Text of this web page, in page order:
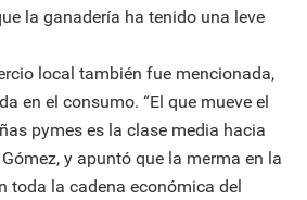
la ganadería ha tenido una leve
local también fue mencionada,
en el consumo. “El que mueve el
pymes es la clase media hacia
y apuntó que la merma en la
toda la cadena económica del